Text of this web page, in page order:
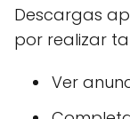
Descargas
por realizar
Ver